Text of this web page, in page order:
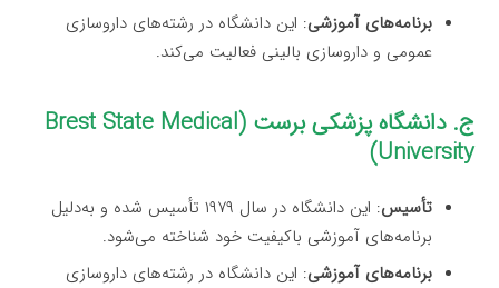
برنامه‌های آموزشی: این دانشگاه در رشته‌های داروسازی
عمومی و داروسازی بالینی فعالیت می‌کند.
ج. دانشگاه پزشکی برست (Brest State Medical
University)
تأسیس
: این دانشگاه در سال ۱۹۷۹ تأسیس شده و به‌دلیل
برنامه‌های آموزشی باکیفیت خود شناخته می‌شود.
برنامه‌های آموزشی: این دانشگاه در رشته‌های داروسازی